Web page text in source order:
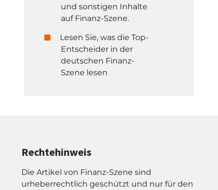
und sonstigen Inhalte
auf Finanz-Szene.
Lesen Sie, was die Top-
Entscheider in der
deutschen Finanz-
Szene lesen
Rechtehinweis
Die Artikel von Finanz-Szene sind
urheberrechtlich geschützt und nur für den